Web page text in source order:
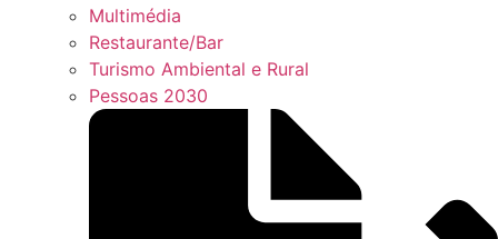
Multimédia
Restaurante/Bar
Turismo Ambiental e Rural
Pessoas 2030